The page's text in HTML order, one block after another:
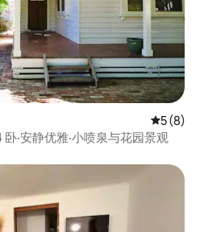
5 (8)
·安静优雅·小喷泉与花园景观